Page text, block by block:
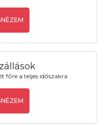
főre a teljes időszakra